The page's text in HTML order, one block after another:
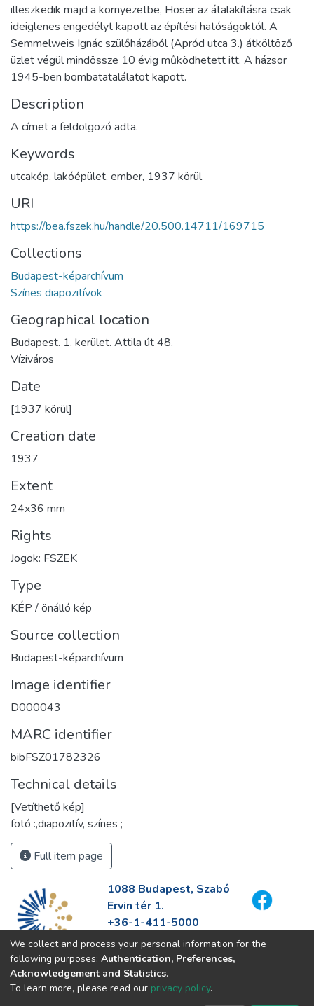
illeszkedik majd a környezetbe, Hoser az átalakításra csak
ideiglenes engedélyt kapott az építési hatóságoktól. A
Semmelweis Ignác szülőházából (Apród utca 3.) átköltöző
üzlet végül mindössze 10 évig működhetett itt. A házsor
1945-ben bombatatalálatot kapott.
Description
A címet a feldolgozó adta.
Keywords
utcakép, lakóépület, ember, 1937 körül
URI
https://bea.fszek.hu/handle/20.500.14711/169715
Collections
Budapest-képarchívum
Színes diapozitívok
Geographical location
Budapest. 1. kerület. Attila út 48.
Víziváros
Date
[1937 körül]
Creation date
1937
Extent
24x36 mm
Rights
Jogok: FSZEK
Type
KÉP / önálló kép
Source collection
Budapest-képarchívum
Image identifier
D000043
MARC identifier
bibFSZ01782326
Technical details
[Vetíthető kép]
fotó :,diapozitív, színes ;
Full item page
1088 Budapest, Szabó
Ervin tér 1.
+36-1-411-5000
info@fszek.hu
https://fszek.hu
We collect and process your personal information for the
following purposes: Authentication, Preferences,
Acknowledgement and Statistics.
To learn more, please read our privacy policy.